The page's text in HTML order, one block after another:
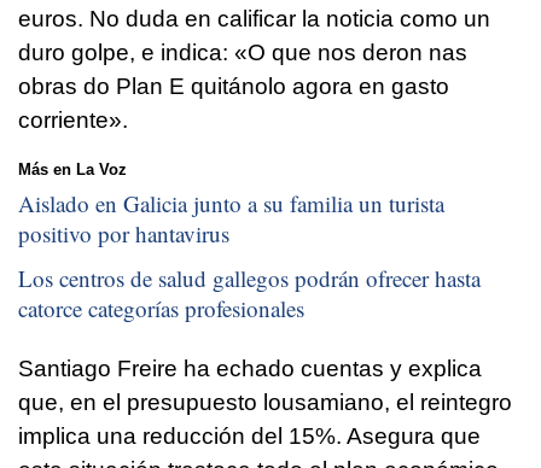
euros. No duda en calificar la noticia como un
duro golpe, e indica: «O que nos deron nas
obras do Plan E quitánolo agora en gasto
corriente».
Más en La Voz
Aislado en Galicia junto a su familia un turista
positivo por hantavirus
Los centros de salud gallegos podrán ofrecer hasta
catorce categorías profesionales
Santiago Freire ha echado cuentas y explica
que, en el presupuesto lousamiano, el reintegro
implica una reducción del 15%. Asegura que